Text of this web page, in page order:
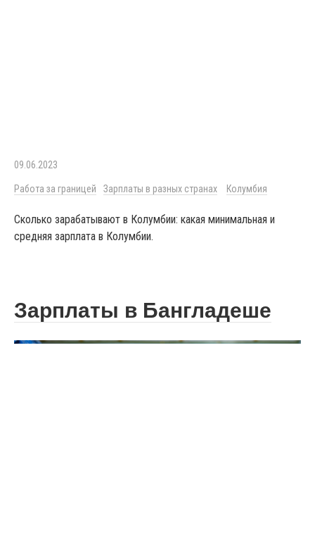
09.06.2023
Работа за границей Зарплаты в разных странах Колумбия
Сколько зарабатывают в Колумбии: какая минимальная и
средняя зарплата в Колумбии.
Зарплаты в Бангладеше